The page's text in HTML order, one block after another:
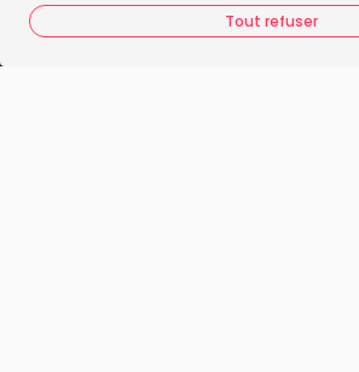
Tout refuser
Nos engagements